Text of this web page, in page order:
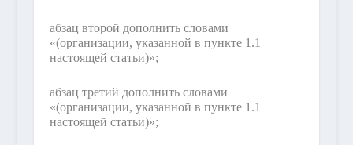
абзац второй дополнить словами
«(организации, указанной в пункте 1.1
настоящей статьи)»;
абзац третий дополнить словами
«(организации, указанной в пункте 1.1
настоящей статьи)»;